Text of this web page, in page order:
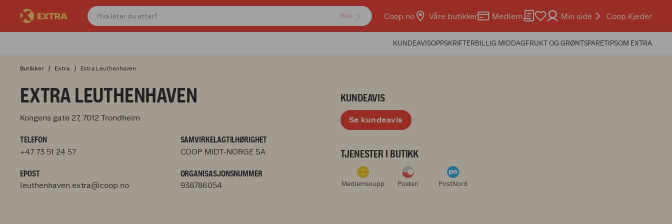
Søk Coop.no Våre butikker Medlem Min side Coop Kjeder
KUNDEAVISOPPSKRIFTERBILLIG MIDDAGFRUKT OG GRØNTSPARETIPSOM EXTRA
Butikker Extra Extra Leuthenhaven
EXTRA LEUTHENHAVEN
Kongens gate 27, 7012 Trondheim
TELEFON
+47 73 51 24 57
EPOST
leuthenhaven.extra@coop.no
SAMVIRKELAGTILHØRIGHET
COOP MIDT-NORGE SA
ORGANISASJONSNUMMER
938786054
KUNDEAVIS
Se kundeavis
TJENESTER I BUTIKK
Medlemskupp Posten PostNord